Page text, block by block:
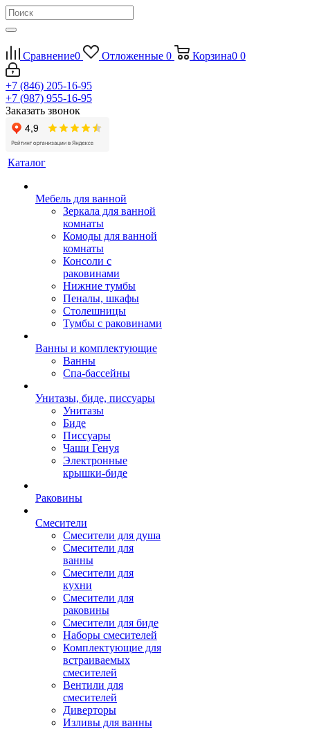
Сравнение0 Отложенные 0 Корзина0 0
+7 (846) 205-16-95
+7 (987) 955-16-95
Заказать звонок
Каталог
Мебель для ванной
Зеркала для ванной
комнаты
Комоды для ванной
комнаты
Консоли с
раковинами
Нижние тумбы
Пеналы, шкафы
Столешницы
Тумбы с раковинами
Ванны и комплектующие
Ванны
Спа-бассейны
Унитазы, биде, писсуары
Унитазы
Биде
Писсуары
Чаши Генуя
Электронные
крышки-биде
Раковины
Смесители
Смесители для душа
Смесители для
ванны
Смесители для
кухни
Смесители для
раковины
Смесители для биде
Наборы смесителей
Комплектующие для
встраиваемых
смесителей
Вентили для
смесителей
Диверторы
Изливы для ванны